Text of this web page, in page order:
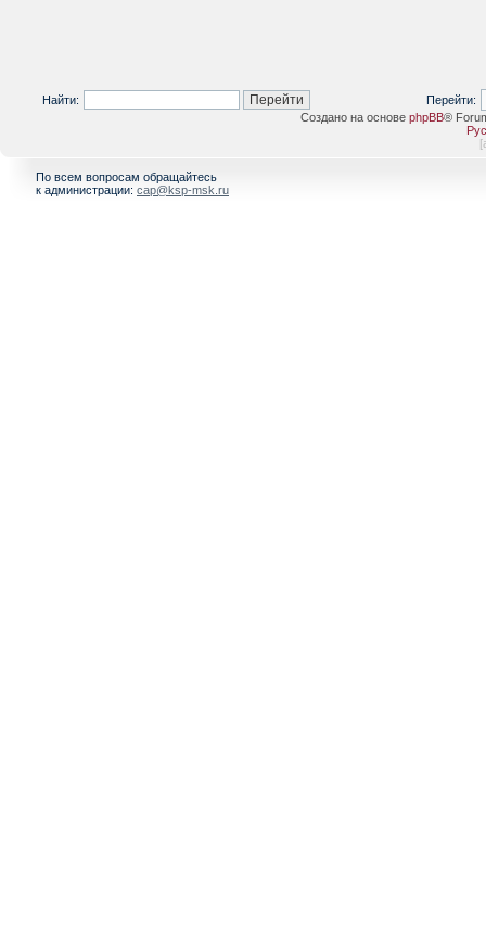
Найти:
Перейти:
Создано на основе phpBB®
[
По всем вопросам обращайтесь
к администрации: cap@ksp-msk.ru